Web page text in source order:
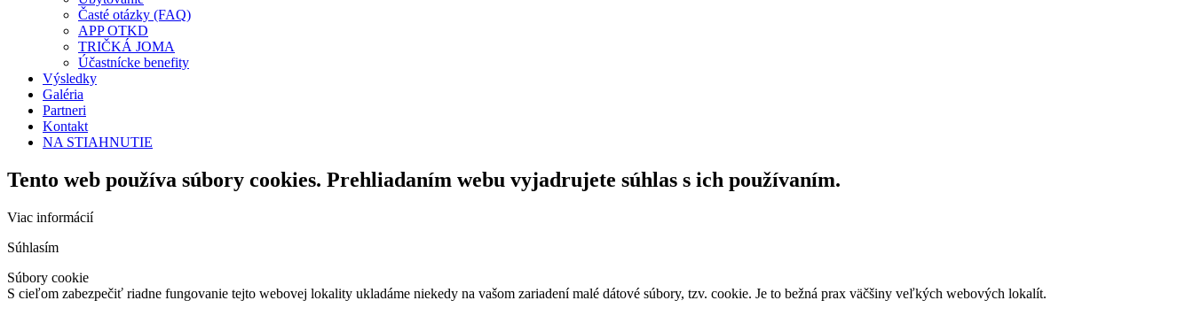
Časté otázky (FAQ)
APP OTKD
TRIČKÁ JOMA
Účastnícke benefity
Výsledky
Galéria
Partneri
Kontakt
NA STIAHNUTIE
Tento web používa súbory cookies. Prehliadaním webu vyjadrujete súhlas s ich používaním.
Viac informácií
Súhlasím
Súbory cookie
S cieľom zabezpečiť riadne fungovanie tejto webovej lokality ukladáme niekedy na vašom zariadení malé dátové súbory, tzv. cookie. Je to bežná prax väčšiny veľkých webových lokalít.